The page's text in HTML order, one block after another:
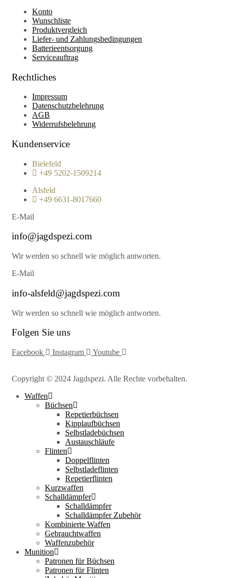
Konto
Wunschliste
Produktvergleich
Liefer- und Zahlungsbedingungen
Batterieentsorgung
Serviceauftrag
Rechtliches
Impressum
Datenschutzbelehrung
AGB
Widerrufsbelehrung
Kundenservice
Bielefeld
+49 5202-1509214
Alsfeld
+49 6631-8017660
E-Mail
info@jagdspezi.com
Wir werden so schnell wie möglich antworten.
E-Mail
info-alsfeld@jagdspezi.com
Wir werden so schnell wie möglich antworten.
Folgen Sie uns
Facebook Instagram Youtube
Copyright © 2024 Jagdspezi. Alle Rechte vorbehalten.
Waffen
Büchsen
Repetierbüchsen
Kipplaufbüchsen
Selbstladebüchsen
Austauschläufe
Flinten
Doppelflinten
Selbstladeflinten
Repetierflinten
Kurzwaffen
Schalldämpfer
Schalldämpfer
Schalldämpfer Zubehör
Kombinierte Waffen
Gebrauchtwaffen
Waffenzubehör
Munition
Patronen für Büchsen
Patronen für Flinten